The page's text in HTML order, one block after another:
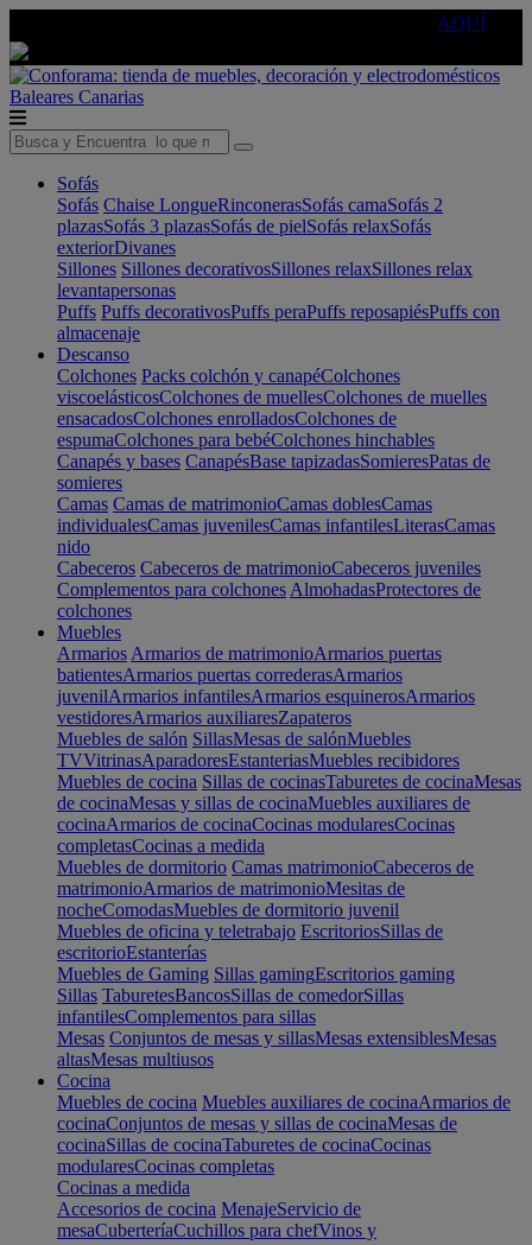
AQUÍ
Baleares Canarias
Sofás
Sofás Chaise LongueRinconerasSofás camaSofás 2
plazasSofás 3 plazasSofás de pielSofás relaxSofás
exteriorDivanes
Sillones Sillones decorativosSillones relaxSillones relax
levantapersonas
Puffs Puffs decorativosPuffs peraPuffs reposapiésPuffs con
almacenaje
Descanso
Colchones Packs colchón y canapéColchones
viscoelásticosColchones de muellesColchones de muelles
ensacadosColchones enrolladosColchones de
espumaColchones para bebéColchones hinchables
Canapés y bases CanapésBase tapizadasSomieresPatas de
somieres
Camas Camas de matrimonioCamas doblesCamas
individualesCamas juvenilesCamas infantilesLiterasCamas
nido
Cabeceros Cabeceros de matrimonioCabeceros juveniles
Complementos para colchones AlmohadasProtectores de
colchones
Muebles
Armarios Armarios de matrimonioArmarios puertas
batientesArmarios puertas correderasArmarios
juvenilArmarios infantilesArmarios esquinerosArmarios
vestidoresArmarios auxiliaresZapateros
Muebles de salón SillasMesas de salónMuebles
TVVitrinasAparadoresEstanteriasMuebles recibidores
Muebles de cocina Sillas de cocinasTaburetes de cocinaMesas
de cocinaMesas y sillas de cocinaMuebles auxiliares de
cocinaArmarios de cocinaCocinas modularesCocinas
completasCocinas a medida
Muebles de dormitorio Camas matrimonioCabeceros de
matrimonioArmarios de matrimonioMesitas de
nocheComodasMuebles de dormitorio juvenil
Muebles de oficina y teletrabajo EscritoriosSillas de
escritorioEstanterías
Muebles de Gaming Sillas gamingEscritorios gaming
Sillas TaburetesBancosSillas de comedorSillas
infantilesComplementos para sillas
Mesas Conjuntos de mesas y sillasMesas extensiblesMesas
altasMesas multiusos
Cocina
Muebles de cocina Muebles auxiliares de cocinaArmarios de
cocinaConjuntos de mesas y sillas de cocinaMesas de
cocinaSillas de cocinaTaburetes de cocinaCocinas
modularesCocinas completas
Cocinas a medida
Accesorios de cocina MenajeServicio de
mesaCuberteríaCuchillos para chefVinos y